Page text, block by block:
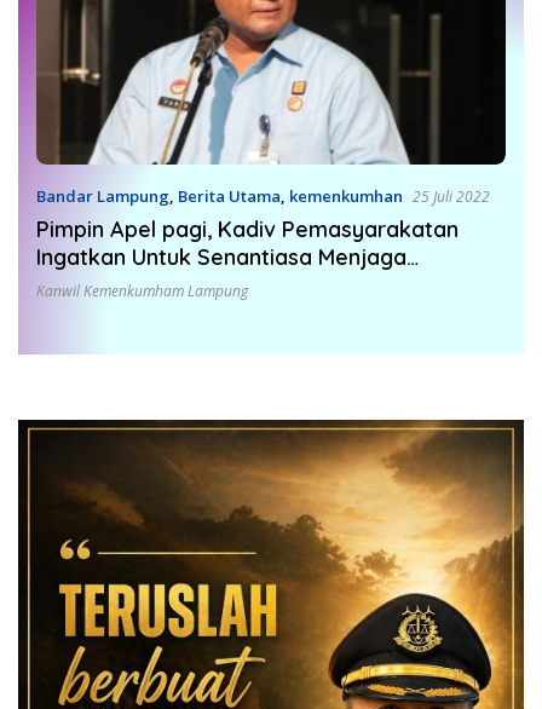
Bandar Lampung, Berita Utama, kemenkumhan 25 Juli 2022
Pimpin Apel pagi, Kadiv Pemasyarakatan
Ingatkan Untuk Senantiasa Menjaga
Kesehatan Agar Dapat Berkinerja Produktif
Kanwil Kemenkumham Lampung